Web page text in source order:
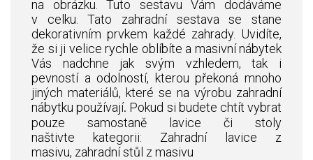
na obrázku. Tuto sestavu Vám dodáváme
v celku. Tato zahradní sestava se stane
dekorativním prvkem každé zahrady. Uvidíte,
že si ji velice rychle oblíbíte a masivní nábytek
Vás nadchne jak svým vzhledem, tak i
pevností a odolností, kterou překoná mnoho
jiných materiálů, které se na výrobu zahradní
nábytku používají. Pokud si budete chtít vybrat
pouze samostaně lavice či stoly
naštivte kategorii: Zahradní lavice z
masivu, zahradní stůl z masivu